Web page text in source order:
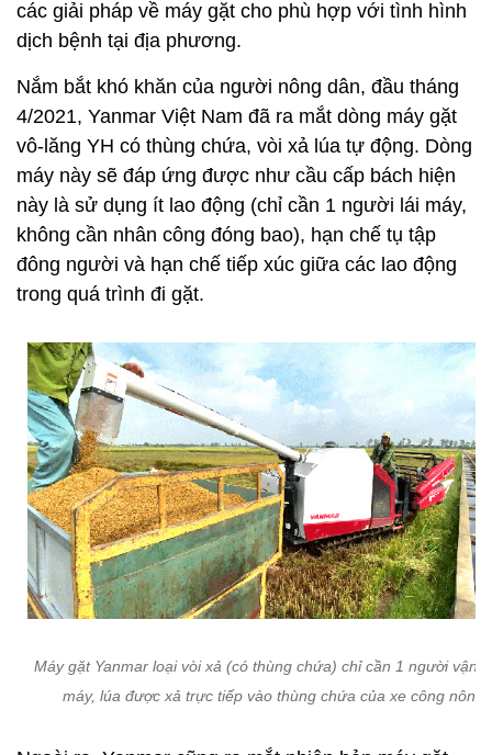
các giải pháp về máy gặt cho phù hợp với tình hình
dịch bệnh tại địa phương.
Nắm bắt khó khăn của người nông dân, đầu tháng
4/2021, Yanmar Việt Nam đã ra mắt dòng máy gặt
vô-lăng YH có thùng chứa, vòi xả lúa tự động. Dòng
máy này sẽ đáp ứng được như cầu cấp bách hiện
này là sử dụng ít lao động (chỉ cần 1 người lái máy,
không cần nhân công đóng bao), hạn chế tụ tập
đông người và hạn chế tiếp xúc giữa các lao động
trong quá trình đi gặt.
Máy gặt Yanmar loại vòi xả (có thùng chứa) chỉ cần 1 người vận
máy, lúa được xả trực tiếp vào thùng chứa của xe công nông